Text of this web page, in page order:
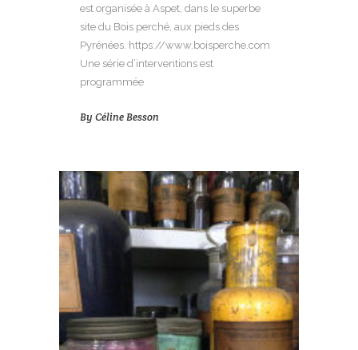
est organisée à Aspet, dans le superbe
site du Bois perché, aux pieds des
Pyrénées. https://www.boisperche.com
Une série d’interventions est
programmée
By Céline Besson